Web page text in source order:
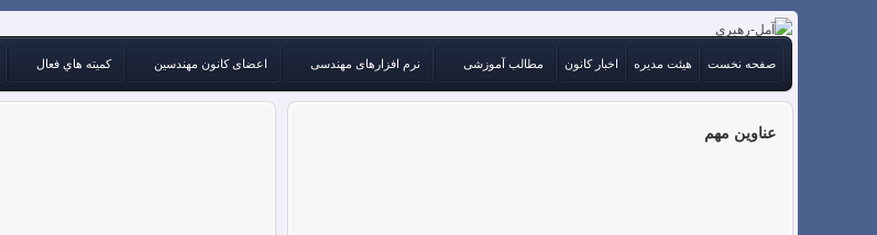
صفحه نخست هیئت مدیره اخبار کانون مطالب آموزشی نرم افزارهای مهندسی اعضای کانون مهندسین كميته هاي فعال
عناوین مهم